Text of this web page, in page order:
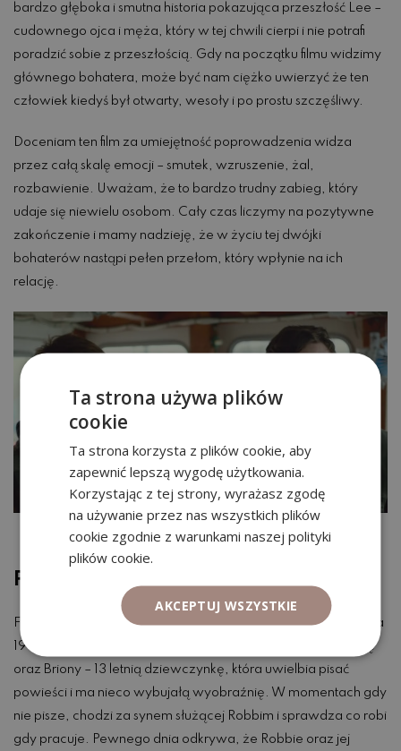
bardzo głęboka i smutna historia pokazująca przeszłość Lee –
cudownego ojca i męża, który w tej chwili cierpi i nie potrafi
poradzić sobie z przeszłością. Gdy na początku filmu widzimy
głównego bohatera, może być nam ciężko uwierzyć że ten
człowiek kiedyś był otwarty, wesoły i po prostu szczęśliwy.
Doceniam ten film za umiejętność poprowadzenia widza
przez całą skalę emocji – smutek, wzruszenie, żal,
rozbawienie. Uważam, że to bardzo trudny zabieg, który
udaje się niewielu osobom. Cały czas liczymy na pozytywne
zakończenie i mamy nadzieję, że w życiu tej dwójki
bohaterów nastąpi pełen przełom, który wpłynie na ich
relację.
Pokuta
Film zaczyna się bardzo niewinnie. Wracamy do ciepłego lata
1935 roku, gdzie możemy z bliska oglądać zamożną rodzinę
oraz Briony – 13 letnią dziewczynkę, która uwielbia pisać
powieści i ma nieco wybujałą wyobraźnię. W momentach gdy
nie pisze, chodzi za synem służącej Robbim i sprawdza co robi
gdy pracuje. Pewnego dnia odkrywa, że Robbie oraz jej
Ta strona używa plików
cookie
Ta strona korzysta z plików cookie, aby
zapewnić lepszą wygodę użytkowania.
Korzystając z tej strony, wyrażasz zgodę
na używanie przez nas wszystkich plików
cookie zgodnie z warunkami naszej polityki
plików cookie.
AKCEPTUJ WSZYSTKIE